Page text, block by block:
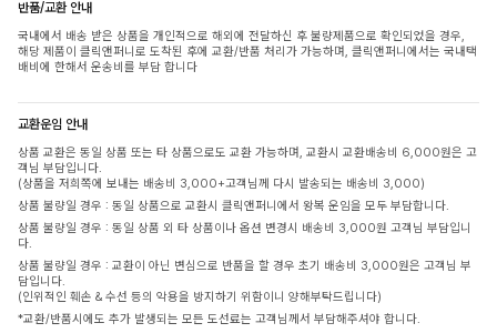
반품/교환 안내
국내에서 배송 받은 상품을 개인적으로 해외에 전달하신 후 불량제품으로 확인되었을 경우,
해당 제품이 클릭앤퍼니로 도착된 후에 교환/반품 처리가 가능하며, 클릭앤퍼니에서는 국내택
배비에 한해서 운송비를 부담 합니다
교환운임 안내
상품 교환은 동일 상품 또는 타 상품으로도 교환 가능하며, 교환시 교환배송비 6,000원은 고
객님 부담입니다.
(상품을 저희쪽에 보내는 배송비 3,000+고객님께 다시 발송되는 배송비 3,000)
상품 불량일 경우 : 동일 상품으로 교환시 클릭앤퍼니에서 왕복 운임을 모두 부담합니다.
상품 불량일 경우 : 동일 상품 외 타 상품이나 옵션 변경시 배송비 3,000원 고객님 부담입니
다.
상품 불량일 경우 : 교환이 아닌 변심으로 반품을 할 경우 초기 배송비 3,000원은 고객님 부
담입니다.
(인위적인 훼손 & 수선 등의 악용을 방지하기 위함이니 양해부탁드립니다)
*교환/반품시에도 추가 발생되는 모든 도선료는 고객님께서 부담해주셔야 합니다.